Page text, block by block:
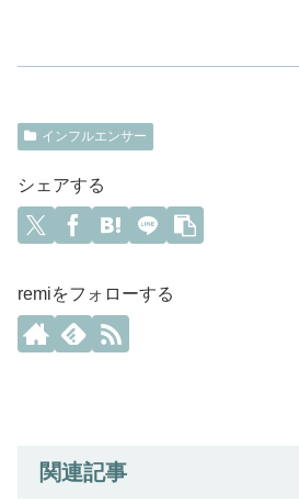
インフルエンサー
シェアする
remiをフォローする
関連記事